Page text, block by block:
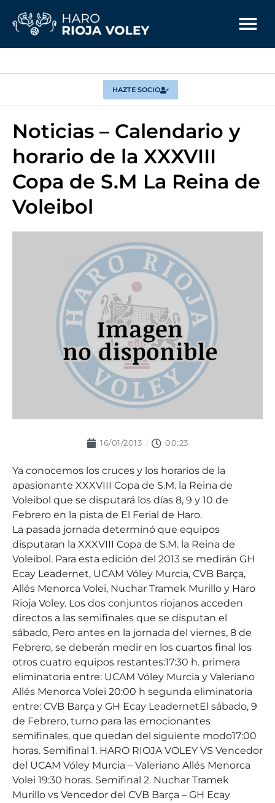
HAZTE SOCIO
Noticias – Calendario y
horario de la XXXVIII
Copa de S.M La Reina de
Voleibol
16/01/2013 00:23
Ya conocemos los cruces y los horarios de la
apasionante XXXVIII Copa de S.M. la Reina de
Voleibol que se disputará los días 8, 9 y 10 de
Febrero en la pista de El Ferial de Haro.
La pasada jornada determinó que equipos
disputaran la XXXVIII Copa de S.M. la Reina de
Voleibol. Para esta edición del 2013 se medirán GH
Ecay Leadernet, UCAM Vóley Murcia, CVB Barça,
Allés Menorca Volei, Nuchar Tramek Murillo y Haro
Rioja Voley. Los dos conjuntos riojanos acceden
directos a las semifinales que se disputan el
sábado, Pero antes en la jornada del viernes, 8 de
Febrero, se deberán medir en los cuartos final los
otros cuatro equipos restantes:17:30 h. primera
eliminatoria entre: UCAM Vóley Murcia y Valeriano
Allés Menorca Volei 20:00 h segunda eliminatoria
entre: CVB Barça y GH Ecay LeadernetEl sábado, 9
de Febrero, turno para las emocionantes
semifinales, que quedan del siguiente modo17:00
horas. Semifinal 1. HARO RIOJA VOLEY VS Vencedor
del UCAM Vóley Murcia – Valeriano Allés Menorca
Volei 19:30 horas. Semifinal 2. Nuchar Tramek
Murillo vs Vencedor del CVB Barça – GH Ecay